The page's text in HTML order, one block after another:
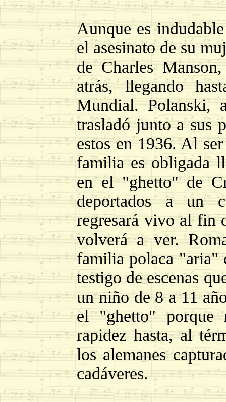
Aunque es
el asesinato de su
de Charles
atrás, llegando
Mundial. Polanski,
trasladó junto a sus
estos en 1936. Al
familia es obligada
en el "ghetto" de
deportados a un
regresará vivo al fin
volverá a ver.
familia polaca "aria"
testigo de escenas
un niño de 8 a 11
el "ghetto" porque
rapidez hasta, al
los alemanes
cadáveres.